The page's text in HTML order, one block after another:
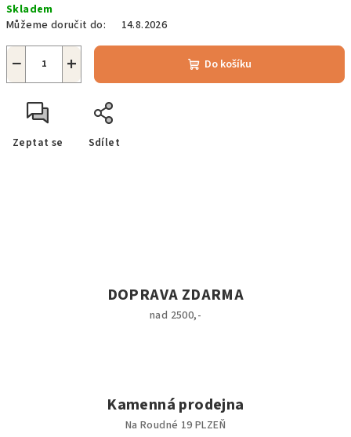
cena:
Skladem
Můžeme doručit do:
14.8.2026
+
− Do košíku
Zeptat se Sdílet
DOPRAVA ZDARMA
nad 2500,-
Kamenná prodejna
Na Roudné 19 PLZEŇ